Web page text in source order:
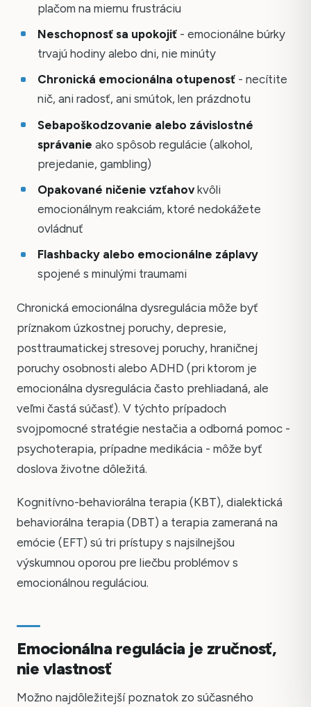
plačom na miernu frustráciu
Neschopnosť sa upokojiť- emocionálne búrky
trvajú hodiny alebo dni, nie minúty
Chronická emocionálna otupenosť- necítite
nič, ani radosť, ani smútok, len prázdnotu
Sebapoškodzovanie alebo závislostné
správanie ako spôsob regulácie (alkohol,
prejedanie, gambling)
Opakované ničenie vzťahovkvôli
emocionálnym reakciám, ktoré nedokážete
ovládnuť
Flashbacky alebo emocionálne záplavy
spojené s minulými traumami
Chronická emocionálna dysregulácia môže byť
príznakom úzkostnej poruchy, depresie,
posttraumatickej stresovej poruchy, hraničnej
poruchy osobnosti alebo ADHD (pri ktorom je
emocionálna dysregulácia často prehliadaná, ale
veľmi častá súčasť). V týchto prípadoch
svojpomocné stratégie nestačia a odborná pomoc -
psychoterapia, prípadne medikácia - môže byť
doslova životne dôležitá.
Kognitívno-behaviorálna terapia (KBT), dialektická
behaviorálna terapia (DBT) a terapia zameraná na
emócie (EFT) sú tri prístupy s najsilnejšou
výskumnou oporou pre liečbu problémov s
emocionálnou reguláciou.
Emocionálna regulácia je zručnosť,
nie vlastnosť
Možno najdôležitejší poznatok zo súčasného